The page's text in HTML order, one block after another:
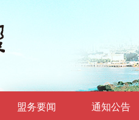
盟务要闻 通知公告